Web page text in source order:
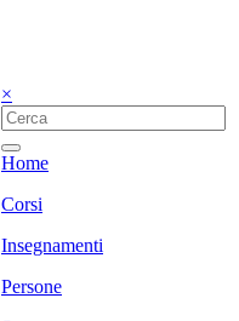
×
Home
Corsi
Insegnamenti
Persone